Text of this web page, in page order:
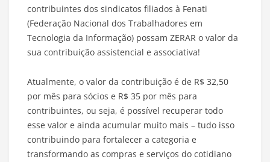
contribuintes dos sindicatos filiados à Fenati
(Federação Nacional dos Trabalhadores em
Tecnologia da Informação) possam ZERAR o valor da
sua contribuição assistencial e associativa!
Atualmente, o valor da contribuição é de R$ 32,50
por mês para sócios e R$ 35 por mês para
contribuintes, ou seja, é possível recuperar todo
esse valor e ainda acumular muito mais – tudo isso
contribuindo para fortalecer a categoria e
transformando as compras e serviços do cotidiano